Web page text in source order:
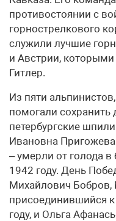
противостоянии с
горнострелкового
служили лучшие
и Австрии, которыми
Гитлер.
Из пяти
помогали
петербургские
Ивановна
– умерли от голода
1942 году. День
Михайлович
присоединившийся к
году, и Ольга